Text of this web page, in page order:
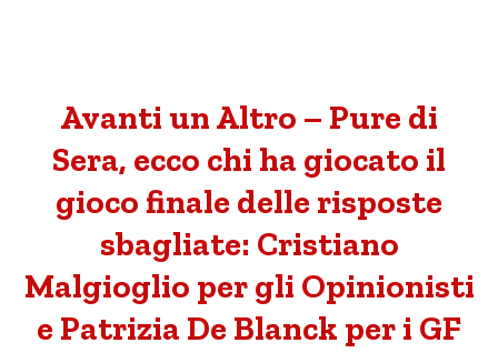
Avanti un Altro – Pure di
Sera, ecco chi ha giocato il
gioco finale delle risposte
sbagliate: Cristiano
Malgioglio per gli Opinionisti
e Patrizia De Blanck per i GF